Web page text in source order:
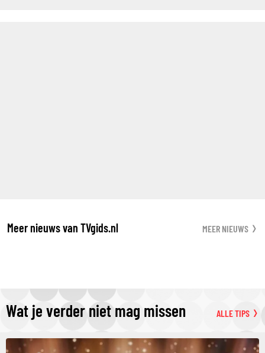
Meer nieuws van TVgids.nl MEER NIEUWS
Wat je verder niet mag missen ALLE TIPS